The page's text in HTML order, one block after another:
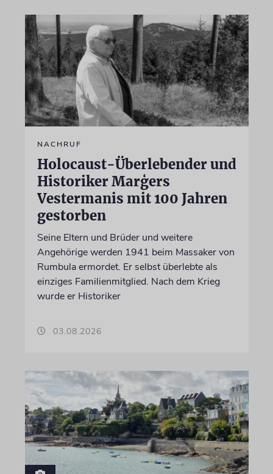
NACHRUF
Holocaust-Überlebender und
Historiker Marģers
Vestermanis mit 100 Jahren
gestorben
Seine Eltern und Brüder und weitere
Angehörige werden 1941 beim Massaker von
Rumbula ermordet. Er selbst überlebte als
einziges Familienmitglied. Nach dem Krieg
wurde er Historiker
03.08.2026